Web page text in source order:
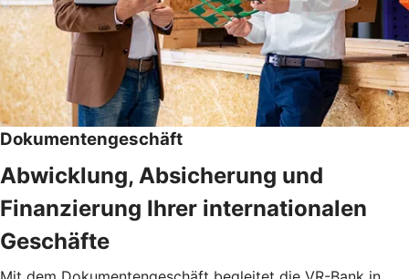
Dokumentengeschäft
Abwicklung, Absicherung und
Finanzierung Ihrer internationalen
Geschäfte